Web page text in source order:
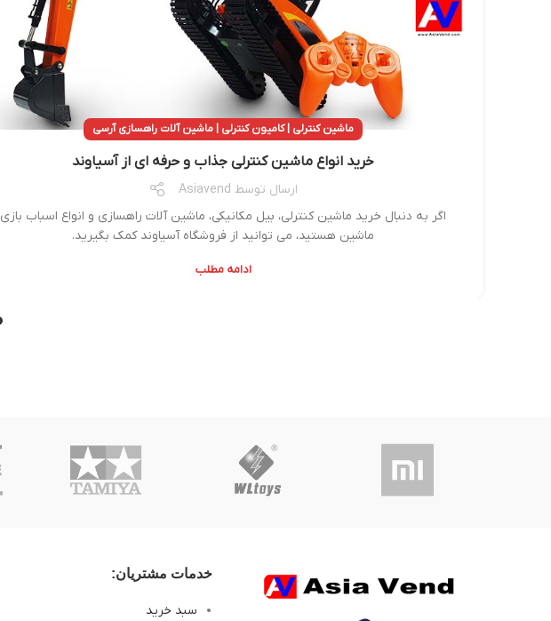
ماشین کنترلی | کامیون کنترلی | ماشین آلات راهسازی آرسی
خرید انواع ماشین کنترلی جذاب و حرفه ای از آسیاوند
ارسال توسط Asiavend
اگر به دنبال خرید ماشین کنترلی، بیل مکانیکی، ماشین آلات راهسازی و انواع اسباب بازی
ماشین هستید، می توانید از فروشگاه آسیاوند کمک بگیرید.
ادامه مطلب
خدمات مشتریان:
سبد خرید